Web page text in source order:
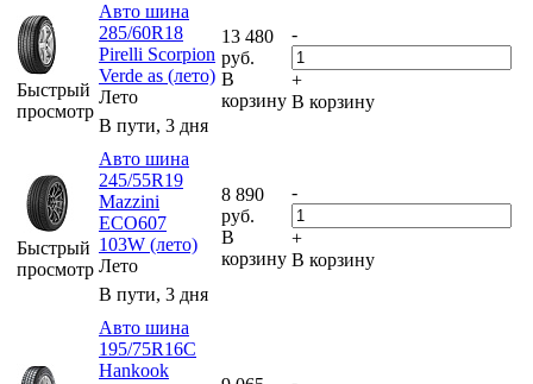
Быстрый
просмотр
Авто шина
285/60R18
Pirelli Scorpion
Verde as (лето)
Лето
В пути, 3 дня
13 480
руб.
В
корзину
-
+
В корзину
Быстрый
просмотр
Авто шина
245/55R19
Mazzini
ECO607
103W (лето)
Лето
В пути, 3 дня
8 890
руб.
В
корзину
-
+
В корзину
Авто шина
195/75R16C
Hankook